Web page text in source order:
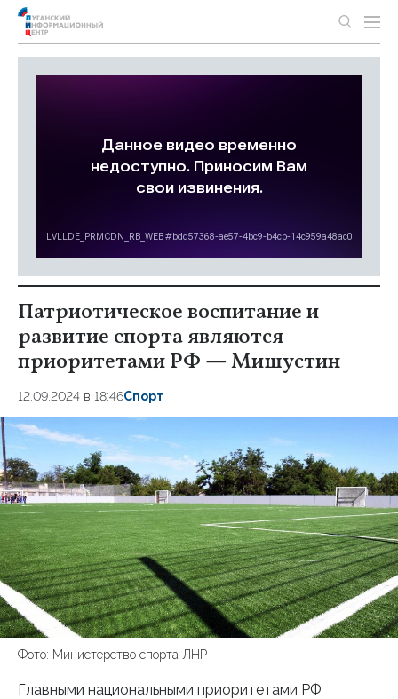
Патриотическое воспитание и
развитие спорта являются
приоритетами РФ — Мишустин
12.09.2024 в 18:46Спорт
Фото: Министерство спорта ЛНР
Главными национальными приоритетами РФ